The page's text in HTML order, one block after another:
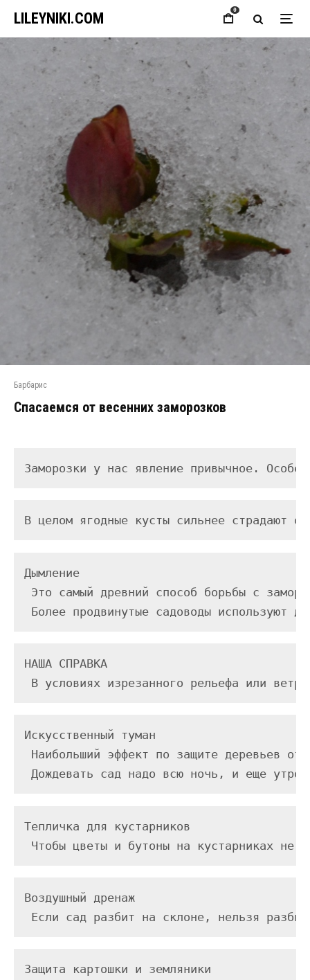
LILEYNIKI.COM 0
Барбарис
Спасаемся от весенних заморозков
Заморозки у нас явление привычное.
В целом ягодные кусты сильнее страдают
Дымление
Это самый древний способ борьбы с
Более продвинутые садоводы используют
НАША СПРАВКА
В условиях изрезанного рельефа или
Искусственный туман
Наибольший эффект по защите деревьев
Дождевать сад надо всю ночь, и еще
Тепличка для кустарников
Чтобы цветы и бутоны на кустарниках не
Воздушный дренаж
Если сад разбит на склоне, нельзя
Защита картошки и земляники